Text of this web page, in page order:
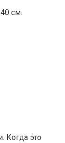
см.
Когда это